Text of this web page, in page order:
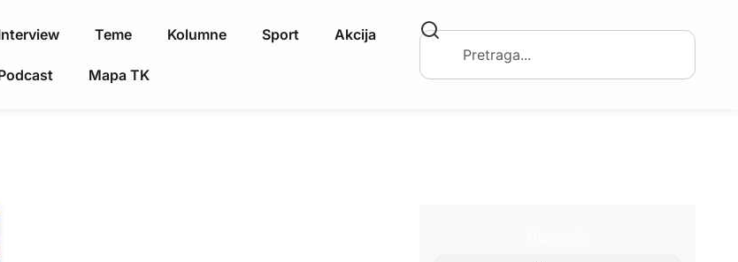
Teme Kolumne Sport Akcija
Mapa TK